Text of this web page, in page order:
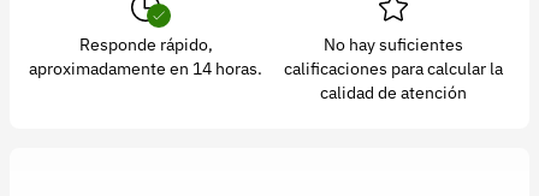
Responde rápido,
aproximadamente en 14 horas.
No hay suficientes
calificaciones para calcular la
calidad de atención